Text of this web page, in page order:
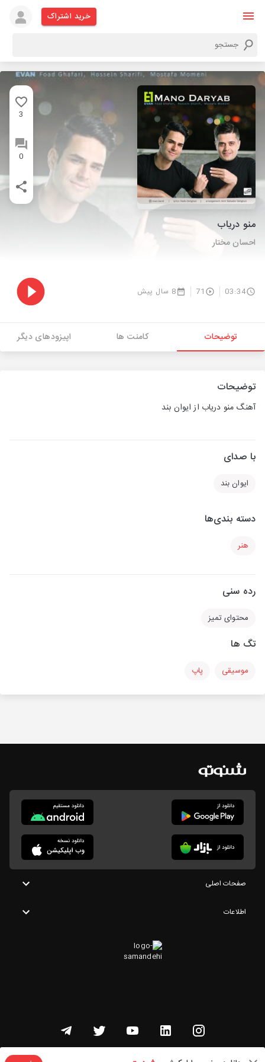
خرید اشتراک
3
0
منو دریاب
احسان مختار
03:34
71 8 سال پیش
توضیحات کامنت ها اپیزودهای دیگر
توضیحات
آهنگ منو دریاب از ایوان بند
با صدای
ایوان بند
دسته بندی‌ها
هنر
رده سنی
محتوای تمیز
تگ ها
موسیقی پاپ
صفحات اصلی
اطلاعات
تمامی حقوق این وبسایت متعلق به شنوتو است